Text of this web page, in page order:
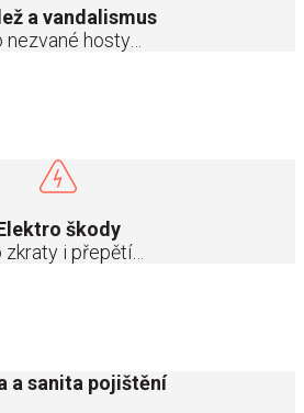
a vandalismus
nezvané hosty…
škody
zkraty i přepětí…